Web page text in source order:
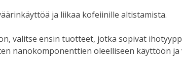
ja liikaa kofeiinille altistamista.
valitse ensin tuotteet, jotka sopivat
nanokomponenttien oleelliseen käyttöön